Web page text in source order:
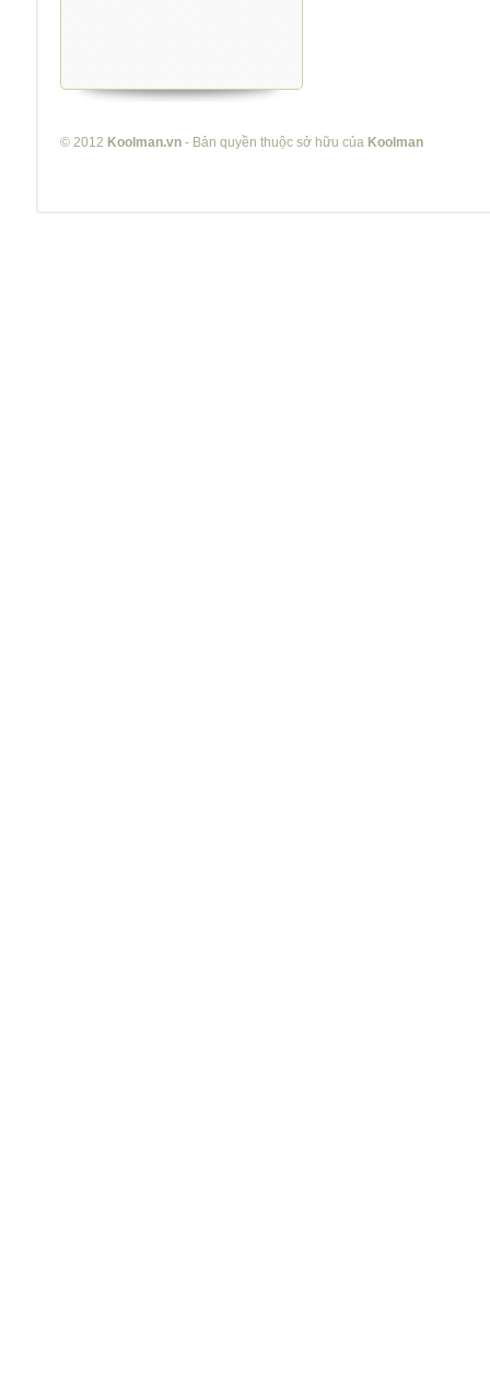
© 2012 Koolman.vn - Bản quyền thuộc sở hữu của Koolman